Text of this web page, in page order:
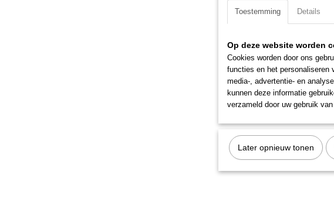
Productcode
Productcode
Netto gewicht
PU-leiding
Toestemming Details
Op deze website worden
Cookies worden door ons
functies en het personaliseren
media-, advertentie- en
kunnen deze informatie
verzameld door uw gebruik
Later opnieuw tonen